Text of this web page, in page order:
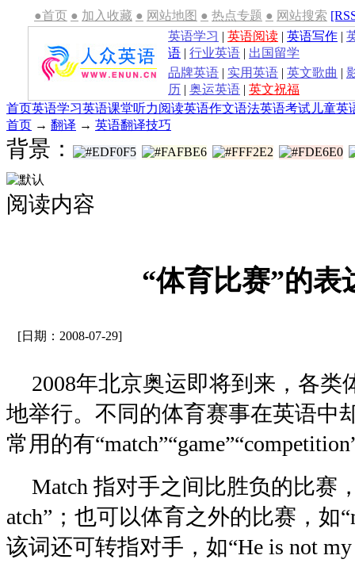
●首页 ● 加入收藏 ● 网站地图 ● 热点专题 ● 网站搜索
英语学习 | 英语阅读 | 英语写作 |
语 | 行业英语 | 出国留学
品牌英语 | 实用英语 | 英文歌曲 |
历 | 奥运英语 | 英文祝福
首页英语学习英语课堂听力阅读英语作文语法英语考试 儿童英
首页 → 翻译 → 英语翻译技巧
背景：
阅读内容
“体育比赛”的表
[日期：2008-07-29]
2008年北京奥运即将到来，各类
地举行。不同的体育赛事在英语中
常用的有
Match 指对手之间比胜负的比赛
atch”；也可以体育之外的比赛，如
该词还可转指对手，如“He is not